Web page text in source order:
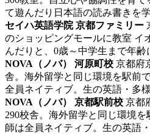
て遊んだり日本語の読み書きを
セイハ英語学院 京都ファミリー
のショッピングモールに教室 イ
んだりと、0歳～中学生まで年
NOVA（ノバ） 河原町校 京都府
舎。海外留学と同じ環境を駅前
全員ネイティブ。生の英語・多
NOVA（ノバ） 京都駅前校 京都
290校舎。海外留学と同じ環境
師は全員ネイティブ。生の英語